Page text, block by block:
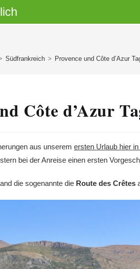
Südfrankreich > Provence und Côte d’Azur
Côte d’Azur
aus unserem ersten Urlaub hier
bei der Anreise einen ersten
die sogenannte die Route des Crêtes